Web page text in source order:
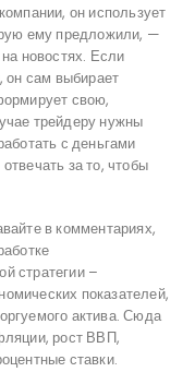
он использует
ему предложили, —
новостях. Если
он сам выбирает
свою,
трейдеру нужны
с деньгами
за то, чтобы
в комментариях,
стратегии –
показателей,
актива. Сюда
рост ВВП,
ставки.